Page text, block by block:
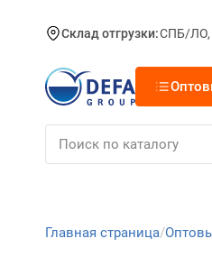
Склад отгрузки:СПБ/ЛО,
Главная страница